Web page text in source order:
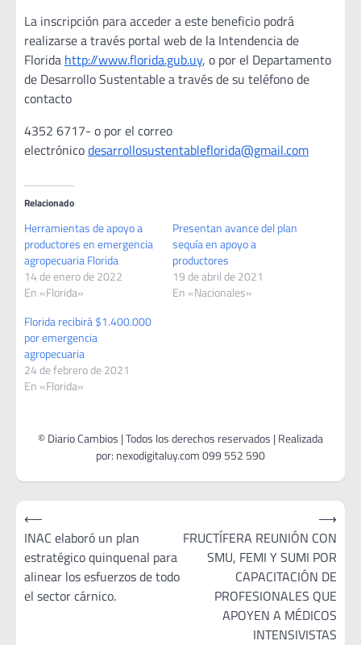
La inscripción para acceder a este beneficio podrá
realizarse a través portal web de la Intendencia de
Florida http://www.florida.gub.uy, o por el Departamento
de Desarrollo Sustentable a través de su teléfono de
contacto
4352 6717- o por el correo
electrónicodesarrollosustentableflorida@gmail.com
Relacionado
Herramientas de apoyo a
productores en emergencia
agropecuaria Florida
14 de enero de 2022
En «Florida»
Presentan avance del plan
sequía en apoyo a
productores
19 de abril de 2021
En «Nacionales»
Florida recibirá $1.400.000
por emergencia
agropecuaria
24 de febrero de 2021
En «Florida»
Navegación
de
entradas
⟵
INAC elaboró un plan
estratégico quinquenal para
alinear los esfuerzos de todo
el sector cárnico.
FRUCTÍFERA REUNIÓN CON
SMU, FEMI Y SUMI POR
CAPACITACIÓN DE
PROFESIONALES QUE
APOYEN A MÉDICOS
INTENSIVISTAS
⟶